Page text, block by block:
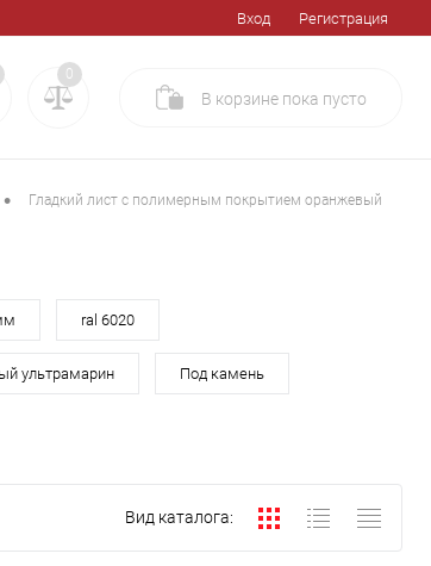
Вход Регистрация
0
В корзине пока пусто
• Гладкий лист с полимерным покрытием оранжевый
ral 6020
ультрамарин Под камень
Вид каталога: